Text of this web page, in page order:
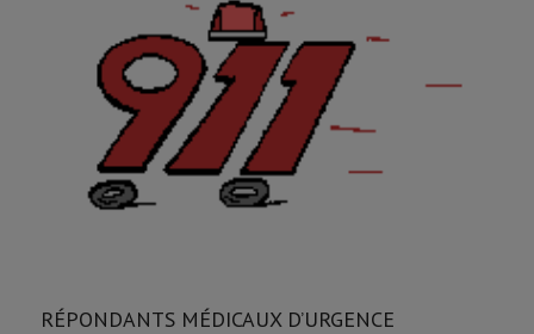
RÉPONDANTS MÉDICAUX D’URGENCE